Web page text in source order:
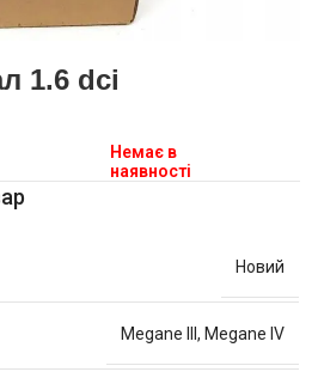
1.6 dci
Немає в
наявності
Новий
Megane III , Megane IV